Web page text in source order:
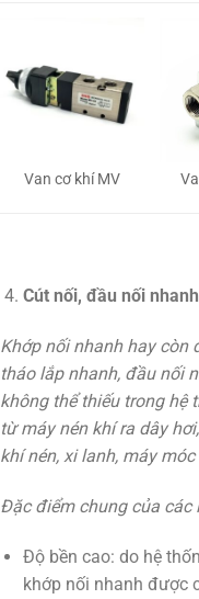
Van cơ khí MV
Cút nối, đầu nối
Khớp nối nhanh hay còn
tháo lắp nhanh, đầu nối
không thể thiếu trong hệ
từ máy nén khí ra dây
khí nén, xi lanh, máy
Đặc điểm chung của các
Độ bền cao: do hệ
khớp nối nhanh được